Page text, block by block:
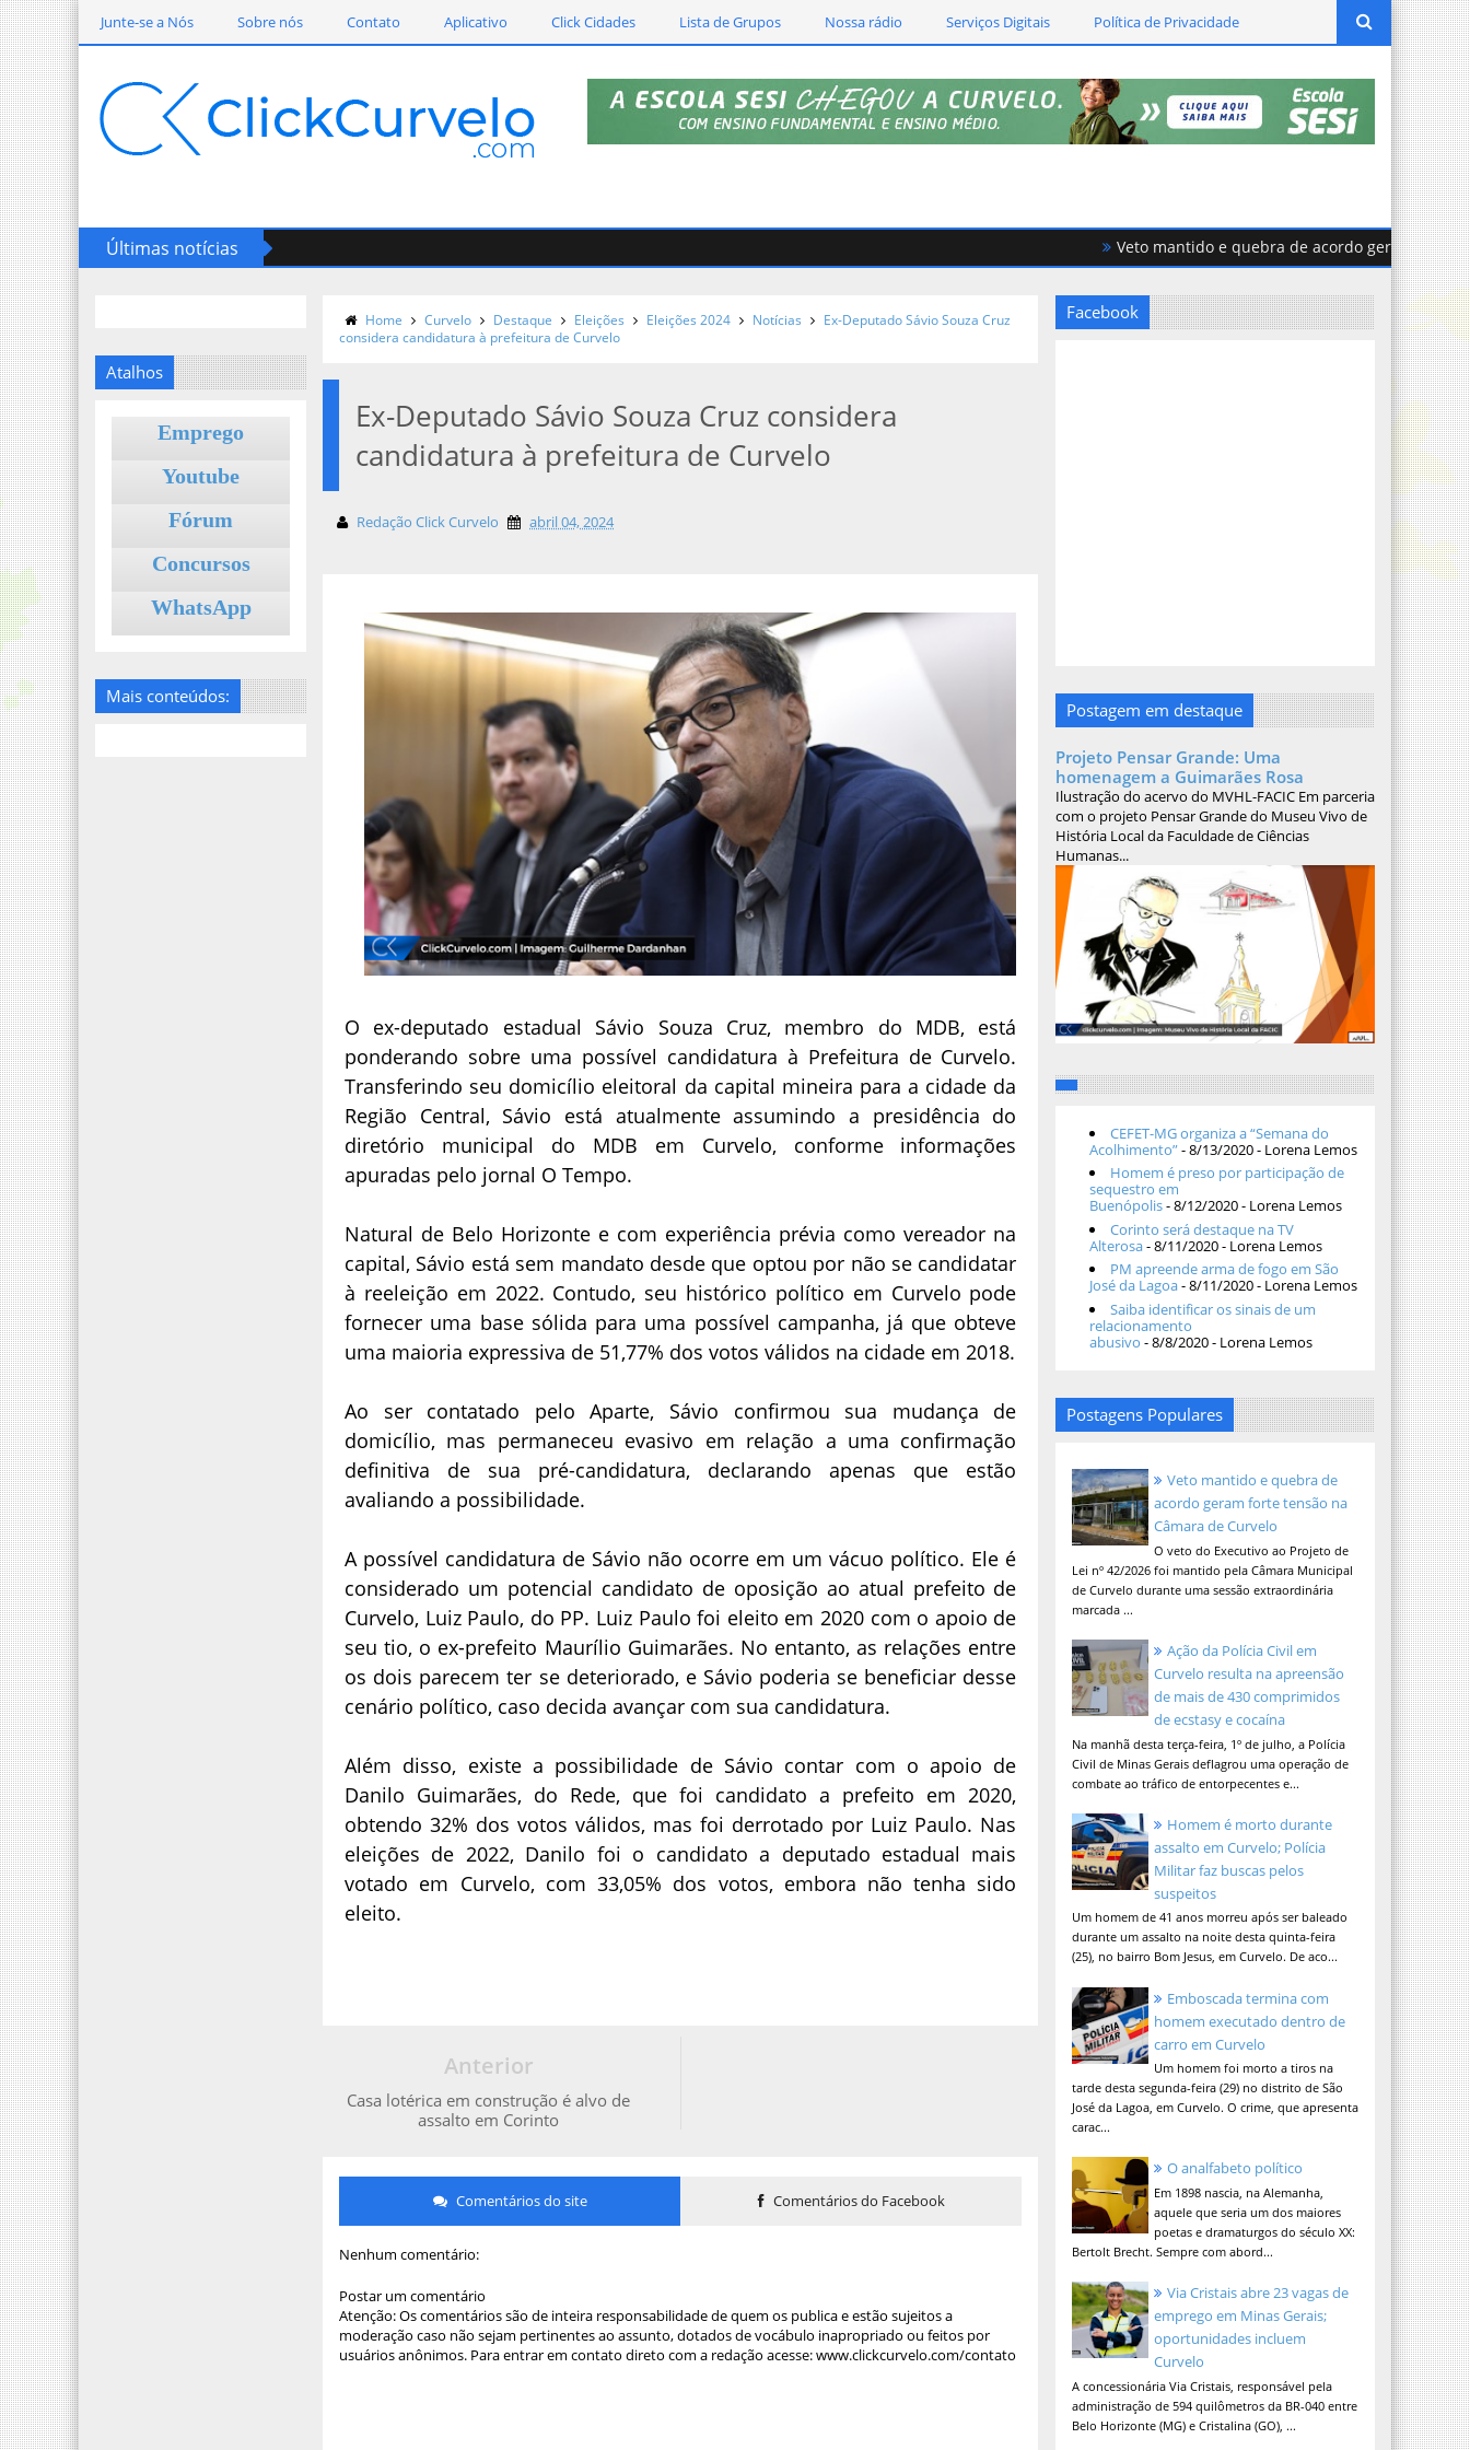
Junte-se a Nós Sobre nós Contato Aplicativo Click Cidades Lista de Grupos Nossa rádio Serviços Digitais Política de Privacidade
Últimas notícias Veto mantido e quebra de acordo geram forte
Atalhos
Emprego
Youtube
Fórum
Concursos
WhatsApp
Mais conteúdos:
Home Curvelo Destaque Eleições Eleições 2024 Notícias
Ex-Deputado Sávio Souza Cruz
considera candidatura à prefeitura de Curvelo
Ex-Deputado Sávio Souza Cruz considera
candidatura à prefeitura de Curvelo
Redação Click Curvelo abril 04, 2024
O ex-deputado estadual Sávio Souza Cruz, membro do MDB, está
ponderando sobre uma possível candidatura à Prefeitura de Curvelo.
Transferindo seu domicílio eleitoral da capital mineira para a cidade da
Região Central, Sávio está atualmente assumindo a presidência do
diretório municipal do MDB em Curvelo, conforme informações
apuradas pelo jornal O Tempo.
Natural de Belo Horizonte e com experiência prévia como vereador na
capital, Sávio está sem mandato desde que optou por não se candidatar
à reeleição em 2022. Contudo, seu histórico político em Curvelo pode
fornecer uma base sólida para uma possível campanha, já que obteve
uma maioria expressiva de 51,77% dos votos válidos na cidade em 2018.
Ao ser contatado pelo Aparte, Sávio confirmou sua mudança de
domicílio, mas permaneceu evasivo em relação a uma confirmação
definitiva de sua pré-candidatura, declarando apenas que estão
avaliando a possibilidade.
A possível candidatura de Sávio não ocorre em um vácuo político. Ele é
considerado um potencial candidato de oposição ao atual prefeito de
Curvelo, Luiz Paulo, do PP. Luiz Paulo foi eleito em 2020 com o apoio de
seu tio, o ex-prefeito Maurílio Guimarães. No entanto, as relações entre
os dois parecem ter se deteriorado, e Sávio poderia se beneficiar desse
cenário político, caso decida avançar com sua candidatura.
Além disso, existe a possibilidade de Sávio contar com o apoio de
Danilo Guimarães, do Rede, que foi candidato a prefeito em 2020,
obtendo 32% dos votos válidos, mas foi derrotado por Luiz Paulo. Nas
eleições de 2022, Danilo foi o candidato a deputado estadual mais
votado em Curvelo, com 33,05% dos votos, embora não tenha sido
eleito.
Anterior
Casa lotérica em construção é alvo de
assalto em Corinto
Comentários do site Comentários do Facebook
Nenhum comentário:
Postar um comentário
Atenção: Os comentários são de inteira responsabilidade de quem os publica e estão sujeitos a
moderação caso não sejam pertinentes ao assunto, dotados de vocábulo inapropriado ou feitos por
usuários anônimos. Para entrar em contato direto com a redação acesse: www.clickcurvelo.com/contato
Facebook
Postagem em destaque
Projeto Pensar Grande: Uma
homenagem a Guimarães Rosa
Ilustração do acervo do MVHL-FACIC Em parceria
com o projeto Pensar Grande do Museu Vivo de
História Local da Faculdade de Ciências
Humanas...
CEFET-MG organiza a “Semana do
Acolhimento”- 8/13/2020- Lorena Lemos
Homem é preso por participação de
sequestro em
Buenópolis- 8/12/2020- Lorena Lemos
Corinto será destaque na TV
Alterosa- 8/11/2020- Lorena Lemos
PM apreende arma de fogo em São
José da Lagoa- 8/11/2020- Lorena Lemos
Saiba identificar os sinais de um
relacionamento
abusivo - 8/8/2020- Lorena Lemos
Postagens Populares
Veto mantido e quebra de
acordo geram forte tensão na
Câmara de Curvelo
O veto do Executivo ao Projeto de
Lei nº 42/2026 foi mantido pela Câmara Municipal
de Curvelo durante uma sessão extraordinária
marcada ...
Ação da Polícia Civil em
Curvelo resulta na apreensão
de mais de 430 comprimidos
de ecstasy e cocaína
Na manhã desta terça-feira, 1º de julho, a Polícia
Civil de Minas Gerais deflagrou uma operação de
combate ao tráfico de entorpecentes e...
Homem é morto durante
assalto em Curvelo; Polícia
Militar faz buscas pelos
suspeitos
Um homem de 41 anos morreu após ser baleado
durante um assalto na noite desta quinta-feira
(25), no bairro Bom Jesus, em Curvelo. De aco...
Emboscada termina com
homem executado dentro de
carro em Curvelo
Um homem foi morto a tiros na
tarde desta segunda-feira (29) no distrito de São
José da Lagoa, em Curvelo. O crime, que apresenta
carac...
O analfabeto político
Em 1898 nascia, na Alemanha,
aquele que seria um dos maiores
poetas e dramaturgos do século XX:
Bertolt Brecht. Sempre com abord...
Via Cristais abre 23 vagas de
emprego em Minas Gerais;
oportunidades incluem
Curvelo
A concessionária Via Cristais, responsável pela
administração de 594 quilômetros da BR-040 entre
Belo Horizonte (MG) e Cristalina (GO), ...